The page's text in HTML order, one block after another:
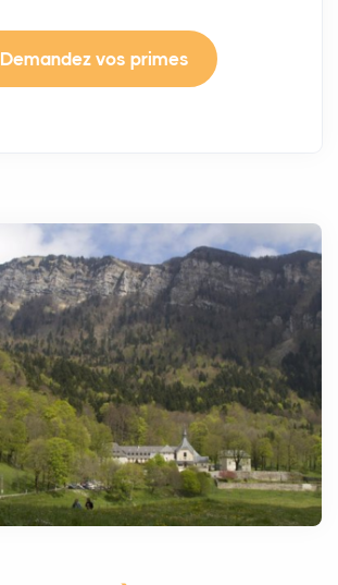
Demandez vos primes